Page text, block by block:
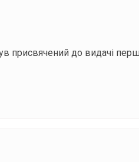
присвячений до видачі